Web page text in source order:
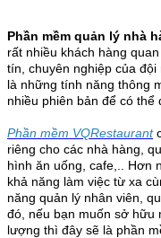
Phần mềm quản lý nhà
rất nhiều khách hàng
tín, chuyên nghiệp của
là những tính năng thông
nhiều phiên bản để có thể
Phần mềm VQRestaurant
riêng cho các nhà hàng,
hình ăn uống, cafe,.. Hơn
khả năng làm việc từ xa
năng quản lý nhân viên,
đó, nếu bạn muốn sở hữu
lượng thì đây sẽ là phần